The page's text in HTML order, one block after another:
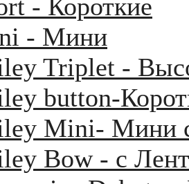
- Короткие
- Mини
Triplet -
button-
Mini- Мини
Bow - с